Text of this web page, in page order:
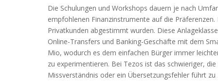
Die Schulungen und Workshops dauern je nach
empfohlenen Finanzinstrumente auf die
Privatkunden abgestimmt wurden. Diese
Online-Transfers und Banking-Geschäfte mit dem
Mio, wodurch es dem einfachen Bürger immer
zu experimentieren. Bei Tezos ist das schwieriger,
Missverständnis oder ein Übersetzungsfehler führt